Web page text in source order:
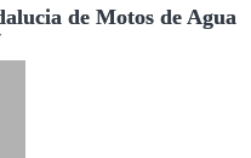
de Motos de Agua